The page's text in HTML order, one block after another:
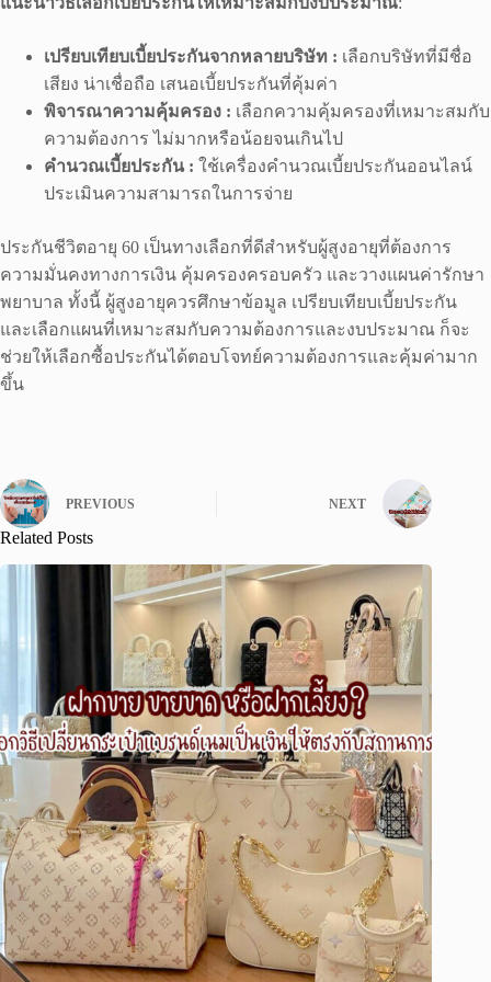
เปรียบเทียบเบี้ยประกันจากหลายบริษัท : เลือกบริษัทที่มีชื่อ
เสียง น่าเชื่อถือ เสนอเบี้ยประกันที่คุ้มค่า
พิจารณาความคุ้มครอง : เลือกความคุ้มครองที่เหมาะสมกับ
ความต้องการ ไม่มากหรือน้อยจนเกินไป
คำนวณเบี้ยประกัน : ใช้เครื่องคำนวณเบี้ยประกันออนไลน์
ประเมินความสามารถในการจ่าย
ประกันชีวิตอายุ 60 เป็นทางเลือกที่ดีสำหรับผู้สูงอายุที่ต้องการ
ความมั่นคงทางการเงิน คุ้มครองครอบครัว และวางแผนค่ารักษา
พยาบาล ทั้งนี้ ผู้สูงอายุควรศึกษาข้อมูล เปรียบเทียบเบี้ยประกัน
และเลือกแผนที่เหมาะสมกับความต้องการและงบประมาณ ก็จะ
ช่วยให้เลือกซื้อประกันได้ตอบโจทย์ความต้องการและคุ้มค่ามาก
ขึ้น
PREVIOUS NEXT
Related Posts